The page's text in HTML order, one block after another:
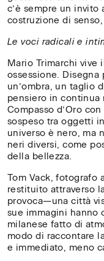
c’è sempre un invito
costruzione di
Le voci radicali e
Mario Trimarchi vive
ossessione. Disegna
un’ombra, un taglio
pensiero in continua
Compasso d’Oro
sospeso tra oggetti
universo è nero, ma
neri diversi, come
della bellezza.
Tom Vack, fotografo
restituito attraverso
provoca—una città
sue immagini hanno
milanese fatto di
modo di raccontare
e immediato, meno
inviti
la
tua
università,
o
scuola
superiore
ad
attivare
un
compila